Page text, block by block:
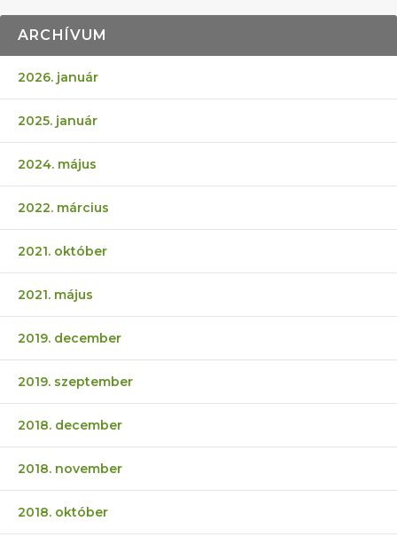
ARCHÍVUM
2026. január
2025. január
2024. május
2022. március
2021. október
2021. május
2019. december
2019. szeptember
2018. december
2018. november
2018. október